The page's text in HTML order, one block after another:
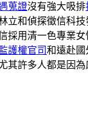
蒐證沒有強大吸排
立和偵探徵信科技
採用清一色專業女
護權官司和遠赴國
其許多人都是因為